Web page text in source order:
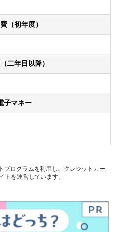
（初年度）
二年目以降）
子マネー
プログラムを利用し、クレジットカー
トを運営しています。